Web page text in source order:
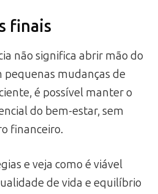
finais
não significa abrir mão do
pequenas mudanças de
é possível manter o
do bem-estar, sem
financeiro.
e veja como é viável
de vida e equilíbrio